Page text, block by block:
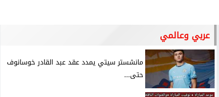
عربي وعالمي
مانشستر سيتي يمدد عقد عبد القادر خوسانوف
حتى...